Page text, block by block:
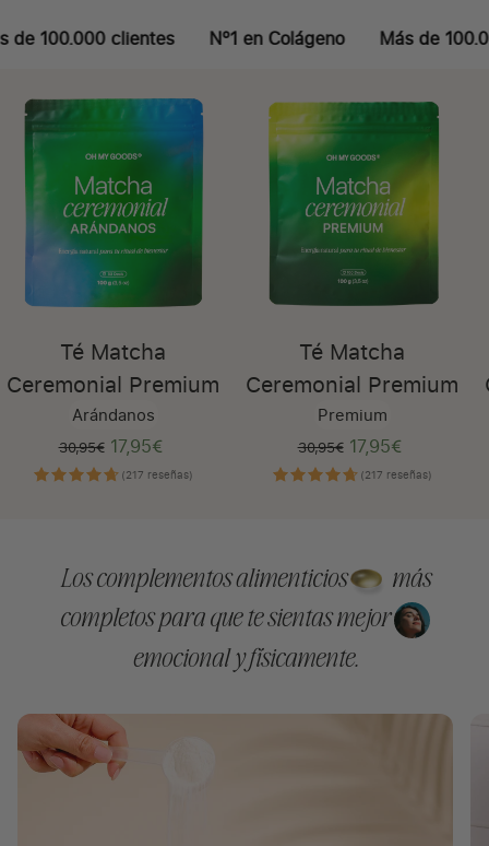
clientes Nº1 en Colágeno Más de 100.000
Té Matcha
Ceremonial Premium
Arándanos
17,95€
Precio regular
30,95€
(217 reseñas)
Té Matcha
Ceremonial Premium
Premium
17,95€
Precio regular
30,95€
(217 reseñas)
Los complementos alimenticios
más
completos para que te sientas mejor
emocional y físicamente.